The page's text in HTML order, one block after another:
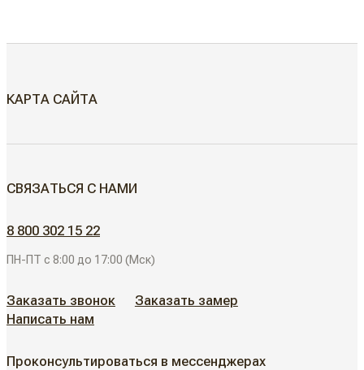
КАРТА САЙТА
АЛЮМИНИЕВЫЕ РЕШЕНИЯ
АКЦИИ
СВЯЗАТЬСЯ С НАМИ
8 800 302 15 22
ПН-ПТ с 8:00 до 17:00 (Мск)
Заказать звонок
Заказать замер
Написать нам
Проконсультироваться в мессенджерах